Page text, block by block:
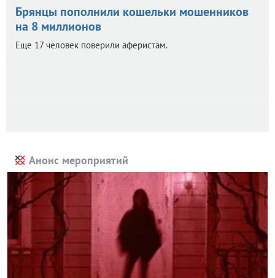
Брянцы пополнили кошельки мошенников
на 8 миллионов
Еще 17 человек поверили аферистам.
Анонс мероприятий